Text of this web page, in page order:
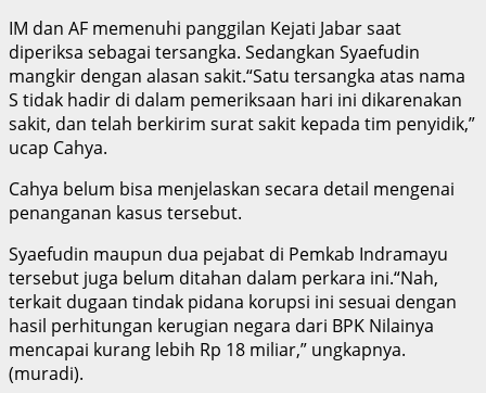
IM dan AF memenuhi panggilan Kejati Jabar saat
diperiksa sebagai tersangka. Sedangkan Syaefudin
mangkir dengan alasan sakit.“Satu tersangka atas nama
S tidak hadir di dalam pemeriksaan hari ini dikarenakan
sakit, dan telah berkirim surat sakit kepada tim penyidik,”
ucap Cahya.
Cahya belum bisa menjelaskan secara detail mengenai
penanganan kasus tersebut.
Syaefudin maupun dua pejabat di Pemkab Indramayu
tersebut juga belum ditahan dalam perkara ini.“Nah,
terkait dugaan tindak pidana korupsi ini sesuai dengan
hasil perhitungan kerugian negara dari BPK Nilainya
mencapai kurang lebih Rp 18 miliar,” ungkapnya.
(muradi).